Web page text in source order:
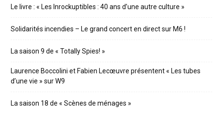
Le livre : « Les Inrockuptibles : 40 ans d’une autre culture »
Solidarités incendies – Le grand concert en direct sur M6 !
La saison 9 de « Totally Spies! »
Laurence Boccolini et Fabien Lecœuvre présentent « Les tubes
d’une vie » sur W9
La saison 18 de « Scènes de ménages »